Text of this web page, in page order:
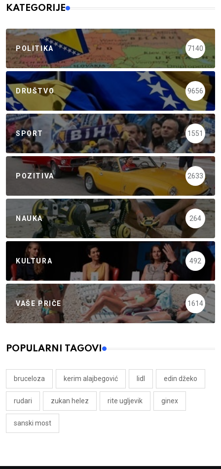
KATEGORIJE
POLITIKA 7140
DRUŠTVO 9656
SPORT 1551
POZITIVA 2633
NAUKA 264
KULTURA 492
VAŠE PRIČE 1614
POPULARNI TAGOVI
bruceloza kerim alajbegović lidl edin džeko
rudari zukan helez rite ugljevik ginex
sanski most